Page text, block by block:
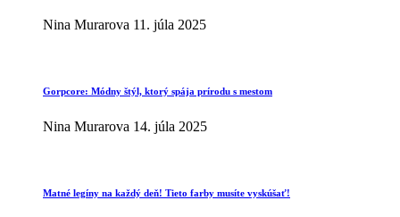
Nina Murarova 11. júla 2025
Gorpcore: Módny štýl, ktorý spája prírodu s mestom
Nina Murarova 14. júla 2025
Matné legíny na každý deň! Tieto farby musíte vyskúšať!